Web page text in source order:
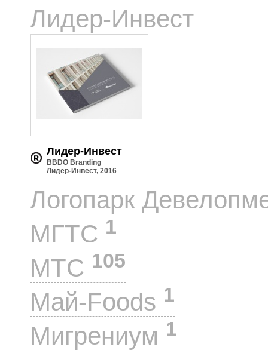
Лидер-Инвест
Лидер-Инвест
BBDO Branding
Лидер-Инвест, 2016
Логопарк
МГТС 1
МТС 105
Май-Foods 1
Мигрениум 1